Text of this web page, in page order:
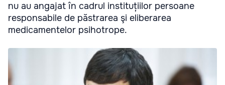
nu au angajat în cadrul instituțiilor persoane
responsabile de păstrarea şi eliberarea
medicamentelor psihotrope.